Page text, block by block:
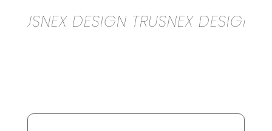
DESIGN TRUSNEX DESIGN